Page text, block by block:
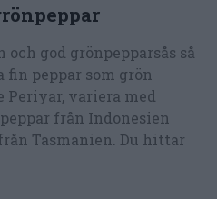
god grönpepparsås så
fin peppar som grön
Periyar, variera med
från Indonesien
Tasmanien. Du hittar